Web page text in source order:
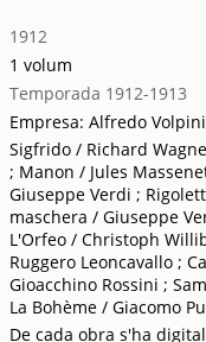
1912
1 volum
Temporada 1912-1913
Empresa: Alfredo Volpini
Sigfrido / Richard
; Manon / Jules
Giuseppe Verdi ;
maschera / Giuseppe
L'Orfeo / Christoph
Ruggero Leoncavallo ;
Gioacchino Rossini ;
La Bohème / Giacomo
De cada obra s'ha